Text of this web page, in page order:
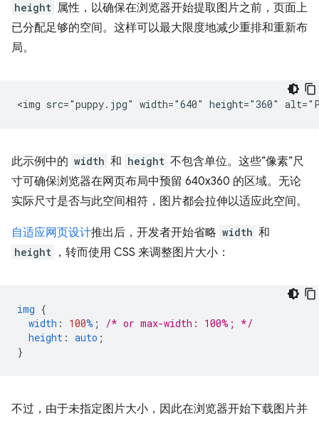
height 属性，以确保在浏览器开始提取图片之前，页面上
已分配足够的空间。这样可以最大限度地减少重排和重新布
局。
此示例中的 width 和 height 不包含单位。这些“像素”尺
寸可确保浏览器在网页布局中预留 640x360 的区域。无论
实际尺寸是否与此空间相符，图片都会拉伸以适应此空间。
自适应网页设计推出后，开发者开始省略 width 和
height ，转而使用 CSS 来调整图片大小：
img {
width : 100% ;
/* or max-width: 100%; */
height : auto ;
}
不过，由于未指定图片大小，因此在浏览器开始下载图片并